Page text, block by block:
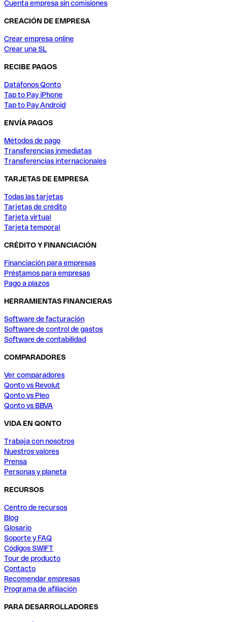
Cuenta empresa sin comisiones
CREACIÓN DE EMPRESA
Crear empresa online
Crear una SL
RECIBE PAGOS
Datáfonos Qonto
Tap to Pay iPhone
Tap to Pay Android
ENVÍA PAGOS
Métodos de pago
Transferencias inmediatas
Transferencias internacionales
TARJETAS DE EMPRESA
Todas las tarjetas
Tarjetas de crédito
Tarjeta virtual
Tarjeta temporal
CRÉDITO Y FINANCIACIÓN
Financiación para empresas
Préstamos para empresas
Pago a plazos
HERRAMIENTAS FINANCIERAS
Software de facturación
Software de control de gastos
Software de contabilidad
COMPARADORES
Ver comparadores
Qonto vs Revolut
Qonto vs Pleo
Qonto vs BBVA
VIDA EN QONTO
Trabaja con nosotros
Nuestros valores
Prensa
Personas y planeta
RECURSOS
Centro de recursos
Blog
Glosario
Soporte y FAQ
Códigos SWIFT
Tour de producto
Contacto
Recomendar empresas
Programa de afiliación
PARA DESARROLLADORES